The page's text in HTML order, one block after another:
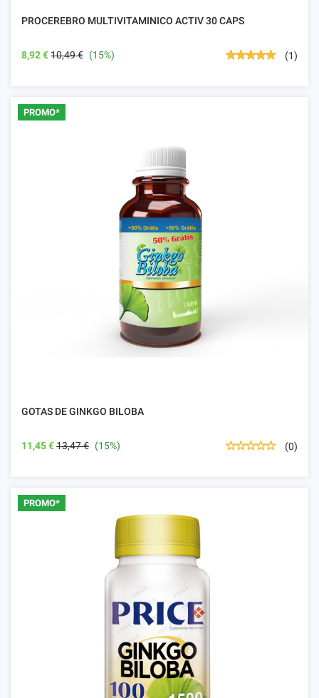
PROCEREBRO MULTIVITAMINICO ACTIV 30 CAPS
8,92 €10,49 € (15%) (1)
PROMO*
GOTAS DE GINKGO BILOBA
11,45 €13,47 € (15%) (0)
PROMO*